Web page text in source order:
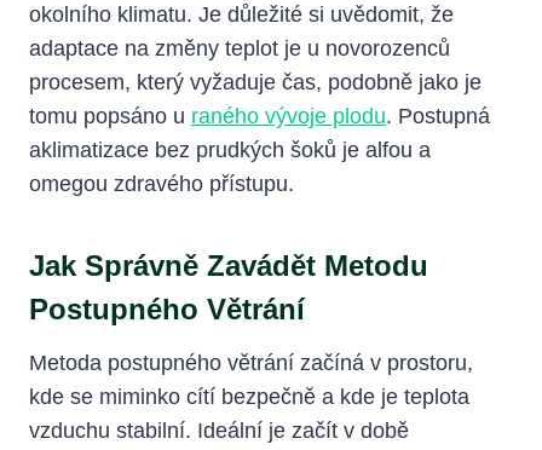
okolního klimatu. Je důležité si uvědomit, že
adaptace na změny teplot je u novorozenců
procesem, který vyžaduje čas, podobně jako je
tomu popsáno u raného vývoje plodu. Postupná
aklimatizace bez prudkých šoků je alfou a
omegou zdravého přístupu.
Jak Správně Zavádět Metodu
Postupného Větrání
Metoda postupného větrání začíná v prostoru,
kde se miminko cítí bezpečně a kde je teplota
vzduchu stabilní. Ideální je začít v době